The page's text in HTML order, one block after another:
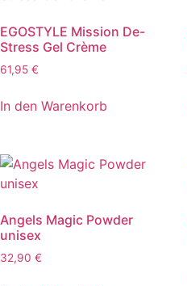
EGOSTYLE Mission De-
Stress Gel Crème
61,95 €
In den Warenkorb
Angels Magic Powder
unisex
32,90 €